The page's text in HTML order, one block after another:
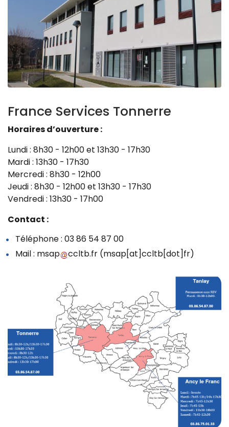
France Services Tonnerre
Horaires d’ouverture :
Lundi : 8h30 - 12h00 et 13h30 - 17h30
Mardi : 13h30 - 17h30
Mercredi : 8h30 - 12h00
Jeudi : 8h30 - 12h00 et 13h30 - 17h30
Vendredi : 13h30 - 17h00
Contact :
Téléphone : 03 86 54 87 00
Mail : msap ccltb.fr (msap[at]ccltb[dot]fr)